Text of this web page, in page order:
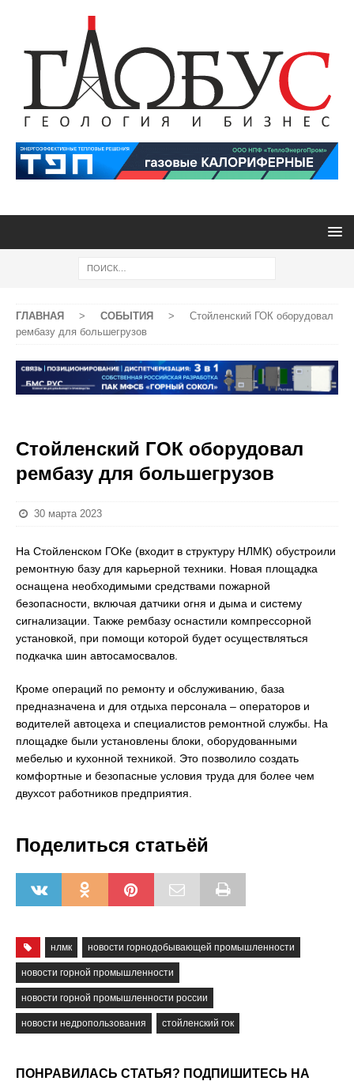
ГЛАВНАЯ > СОБЫТИЯ >
Стойленский ГОК оборудовал
рембазу для большегрузов
Стойленский ГОК оборудовал
рембазу для большегрузов
30 марта 2023
На Стойленском ГОКе (входит в структуру НЛМК) обустроили
ремонтную базу для карьерной техники. Новая площадка
оснащена необходимыми средствами пожарной
безопасности, включая датчики огня и дыма и систему
сигнализации. Также рембазу оснастили компрессорной
установкой, при помощи которой будет осуществляться
подкачка шин автосамосвалов.
Кроме операций по ремонту и обслуживанию, база
предназначена и для отдыха персонала – операторов и
водителей автоцеха и специалистов ремонтной службы. На
площадке были установлены блоки, оборудованными
мебелью и кухонной техникой. Это позволило создать
комфортные и безопасные условия труда для более чем
двухсот работников предприятия.
Поделиться статьёй
нлмк новости горнодобывающей промышленности
новости горной промышленности
новости горной промышленности россии
новости недропользования стойленский гок
ПОНРАВИЛАСЬ СТАТЬЯ? ПОДПИШИТЕСЬ НА